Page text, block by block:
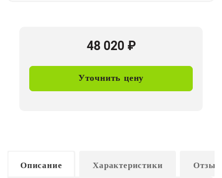
48 020 ₽
Уточнить цену
Описание Характеристики